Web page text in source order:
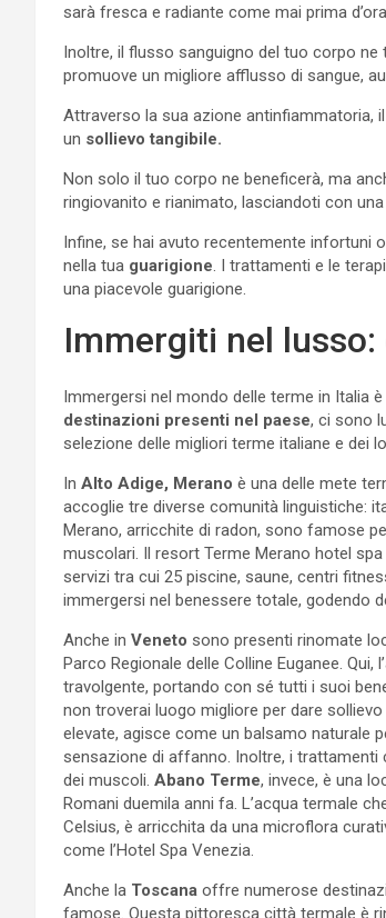
sarà fresca e radiante come mai prima d’ora.
Inoltre, il flusso sanguigno del tuo corpo
promuove un migliore afflusso di sangue,
Attraverso la sua azione antinfiammatoria,
un sollievo tangibile.
Non solo il tuo corpo ne beneficerà, ma
ringiovanito e rianimato, lasciandoti con
Infine, se hai avuto recentemente infortuni
nella tua guarigione . I trattamenti e le
una piacevole guarigione.
Immergiti nel
Immergersi nel mondo delle terme in Italia
destinazioni presenti nel paese, ci sono
selezione delle migliori terme italiane e dei
In Alto Adige, Merano è una delle mete
accoglie tre diverse comunità linguistiche:
Merano, arricchite di radon, sono famose
muscolari. Il resort Terme Merano hotel
servizi tra cui 25 piscine, saune, centri
immergersi nel benessere totale, godendo
Anche in Veneto sono presenti rinomate
Parco Regionale delle Colline Euganee.
travolgente, portando con sé tutti i suoi
non troverai luogo migliore per dare
elevate, agisce come un balsamo naturale
sensazione di affanno. Inoltre, i
dei muscoli. Abano Terme, invece, è una
Romani duemila anni fa. L’acqua termale
Celsius, è arricchita da una microflora
come l’Hotel Spa Venezia.
Anche la Toscana offre numerose
famose. Questa pittoresca città termale è